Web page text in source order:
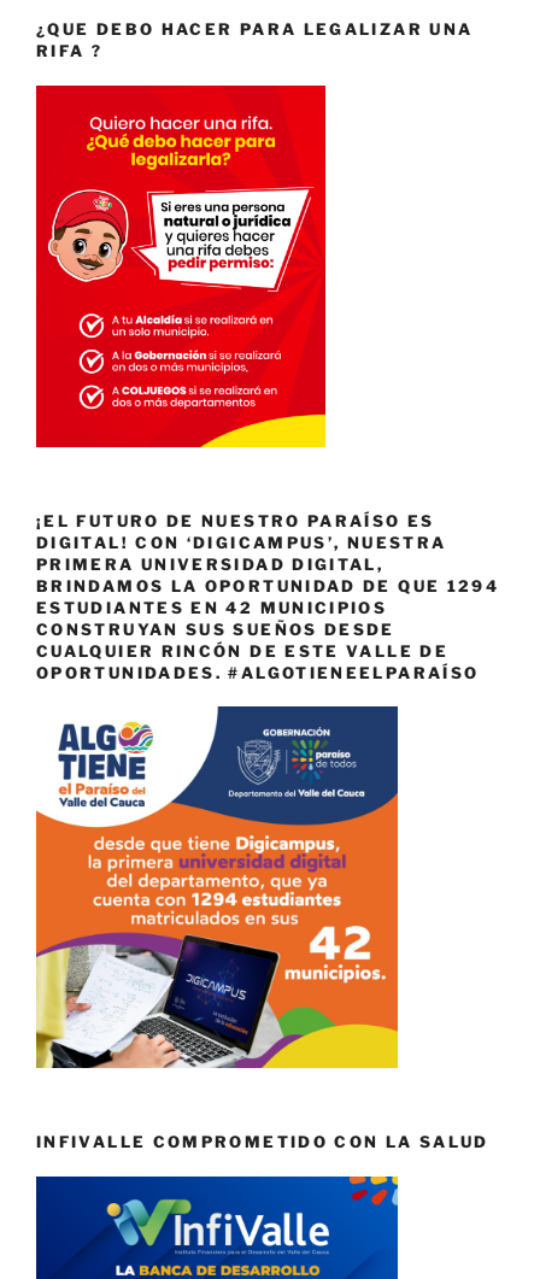
¿QUE DEBO HACER PARA LEGALIZAR UNA
RIFA ?
¡EL FUTURO DE NUESTRO PARAÍSO ES
DIGITAL! CON ‘DIGICAMPUS’, NUESTRA
PRIMERA UNIVERSIDAD DIGITAL,
BRINDAMOS LA OPORTUNIDAD DE QUE 1294
ESTUDIANTES EN 42 MUNICIPIOS
CONSTRUYAN SUS SUEÑOS DESDE
CUALQUIER RINCÓN DE ESTE VALLE DE
OPORTUNIDADES. #ALGOTIENEELPARAÍSO
INFIVALLE COMPROMETIDO CON LA SALUD